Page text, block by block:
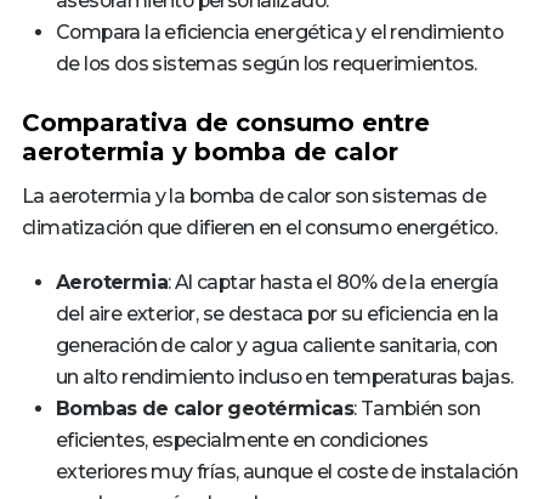
Compara la eficiencia energética y el rendimiento
de los dos sistemas según los requerimientos.
Comparativa de consumo entre
aerotermia y bomba de calor
La aerotermia y la bomba de calor son sistemas de
climatización que difieren en el consumo energético.
Aerotermia: Al captar hasta el 80% de la energía
del aire exterior, se destaca por su eficiencia en la
generación de calor y agua caliente sanitaria, con
un alto rendimiento incluso en temperaturas bajas.
Bombas de calor geotérmicas: También son
eficientes, especialmente en condiciones
exteriores muy frías, aunque el coste de instalación